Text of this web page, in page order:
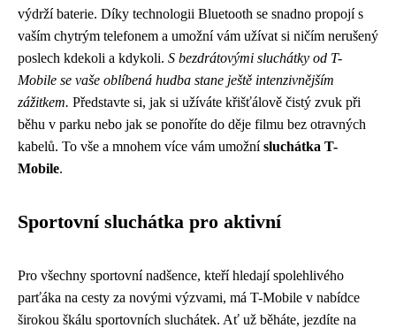
výdrží baterie. Díky technologii Bluetooth se snadno propojí s
vaším chytrým telefonem a umožní vám užívat si ničím nerušený
poslech kdekoli a kdykoli. S bezdrátovými sluchátky od T-
Mobile se vaše oblíbená hudba stane ještě intenzivnějším
zážitkem. Představte si, jak si užíváte křišťálově čistý zvuk při
běhu v parku nebo jak se ponoříte do děje filmu bez otravných
kabelů. To vše a mnohem více vám umožnísluchátka T-
Mobile.
Sportovní sluchátka pro aktivní
Pro všechny sportovní nadšence, kteří hledají spolehlivého
parťáka na cesty za novými výzvami, má T-Mobile v nabídce
širokou škálu sportovních sluchátek. Ať už běháte, jezdíte na